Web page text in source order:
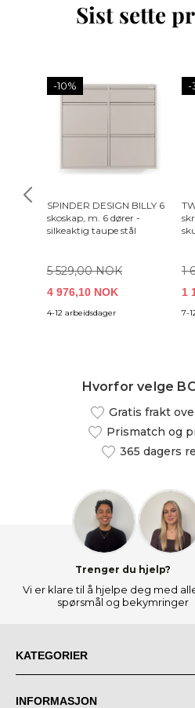
Sist sette
-10%
SPINDER DESIGN BILLY 6
skoskap, m. 6 dører -
silkeaktig taupe stål
5 529,00 NOK
4 976,10 NOK
4-12 arbeidsdager
-
1
1
7-
Hvorfor velge
Gratis frakt
Prismatch og
365 dagers
Trenger du hjelp?
Vi er klare til å hjelpe deg med
spørsmål og bekymringer
KATEGORIER
INFORMASJON